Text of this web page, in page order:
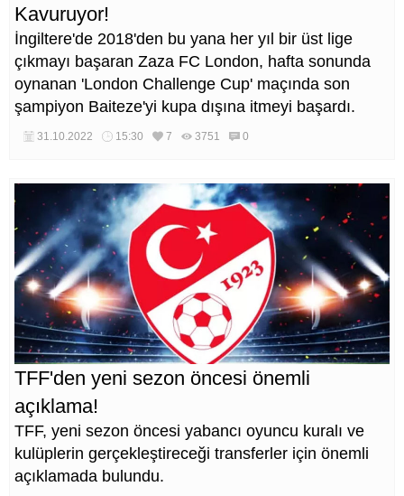
Kavuruyor!
İngiltere'de 2018'den bu yana her yıl bir üst lige
çıkmayı başaran Zaza FC London, hafta sonunda
oynanan 'London Challenge Cup' maçında son
şampiyon Baiteze'yi kupa dışına itmeyi başardı.
31.10.2022 15:30 7 3751 0
TFF'den yeni sezon öncesi önemli
açıklama!
TFF, yeni sezon öncesi yabancı oyuncu kuralı ve
kulüplerin gerçekleştireceği transferler için önemli
açıklamada bulundu.